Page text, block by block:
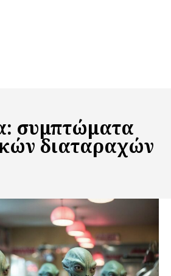
συμπτώματα
διαταραχών